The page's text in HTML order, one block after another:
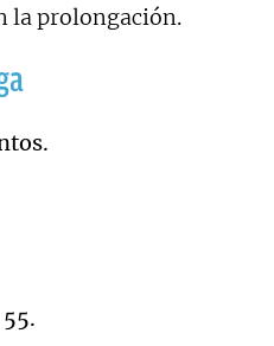
la prolongación.